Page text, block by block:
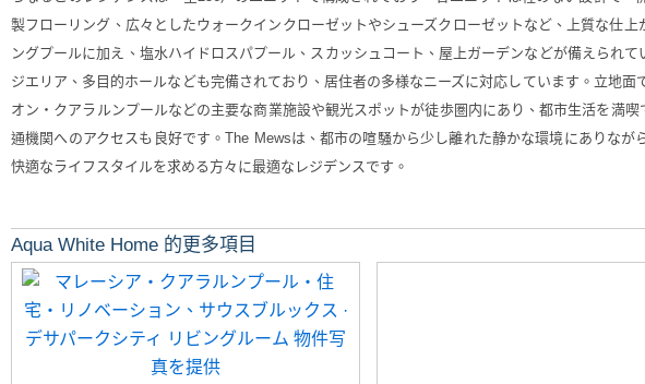
製フローリング、広々としたウォークインクローゼットやシューズクローゼットなど、上質な仕
ングプールに加え、塩水ハイドロスパプール、スカッシュコート、屋上ガーデンなどが備えられ
ジエリア、多目的ホールなども完備されており、居住者の多様なニーズに対応しています。立地
オン・クアラルンプールなどの主要な商業施設や観光スポットが徒歩圏内にあり、都市生活を満
通機関へのアクセスも良好です。The Mewsは、都市の喧騒から少し離れた静かな環境にありな
快適なライフスタイルを求める方々に最適なレジデンスです。
Aqua White Home 的更多項目